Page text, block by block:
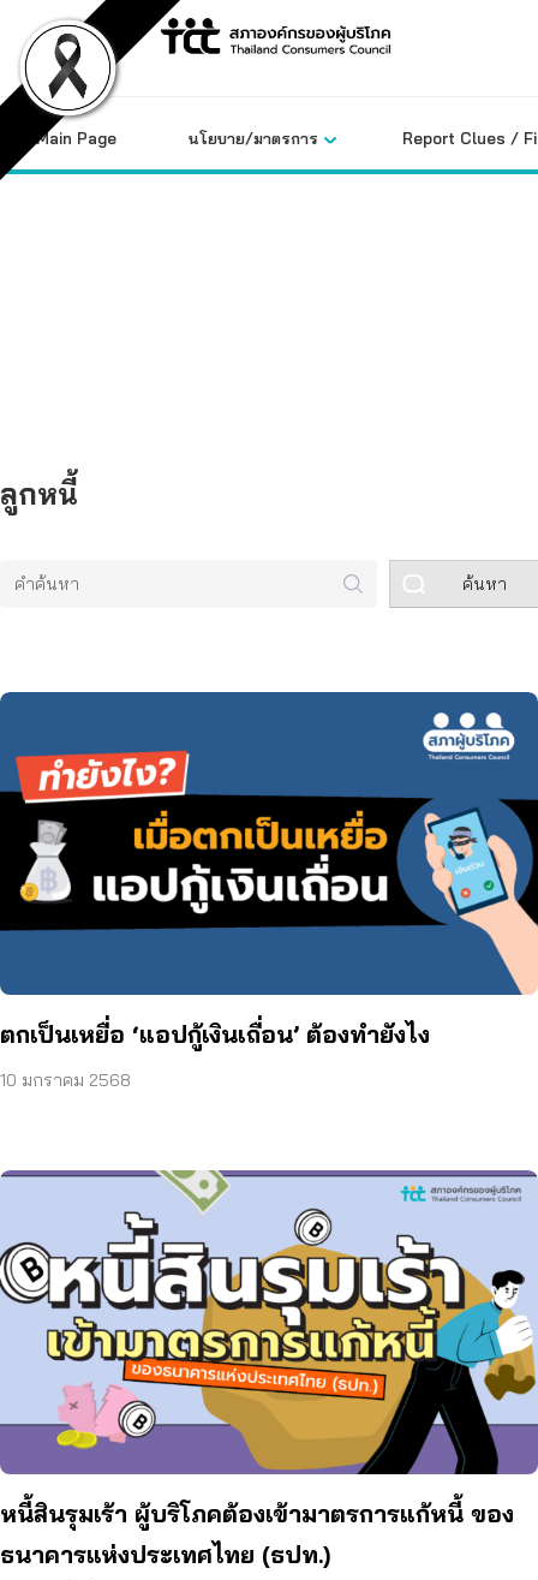
content
Main Page นโยบาย/มาตรการ Report Clues /
ลูกหนี้
ค้นหา
ตกเป็นเหยื่อ ‘แอปกู้เงินเถื่อน’ ต้องทำยังไง
10 มกราคม 2568
หนี้สินรุมเร้า ผู้บริโภคต้องเข้ามาตรการแก้หนี้ ของ
ธนาคารแห่งประเทศไทย (ธปท.)